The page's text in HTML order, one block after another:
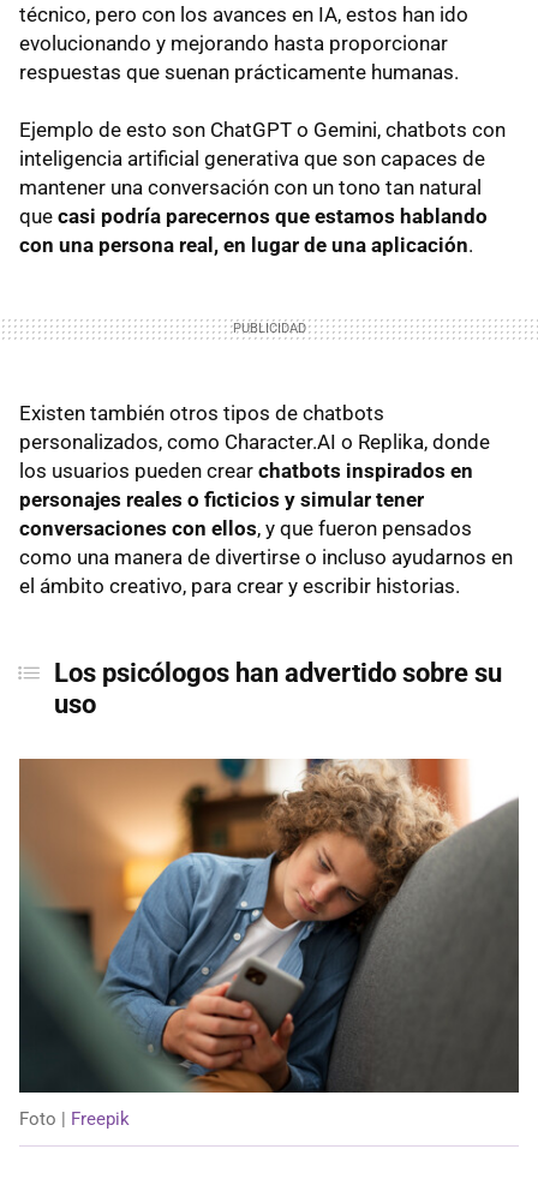
técnico, pero con los avances en IA, estos han ido
evolucionando y mejorando hasta proporcionar
respuestas que suenan prácticamente humanas.
Ejemplo de esto son ChatGPT o Gemini, chatbots con
inteligencia artificial generativa que son capaces de
mantener una conversación con un tono tan natural
que casi podría parecernos que estamos hablando
con una persona real, en lugar de una aplicación.
Existen también otros tipos de chatbots
personalizados, como Character.AI o Replika, donde
los usuarios pueden crear chatbots inspirados en
personajes reales o ficticios y simular tener
conversaciones con ellos, y que fueron pensados
como una manera de divertirse o incluso ayudarnos en
el ámbito creativo, para crear y escribir historias.
Los psicólogos han advertido sobre su
uso
Foto | Freepik